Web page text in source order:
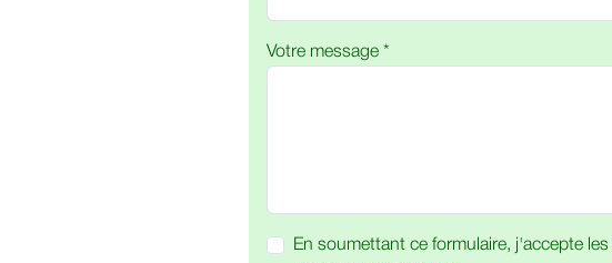
Votre message *
En soumettant ce formulaire, j'accepte les